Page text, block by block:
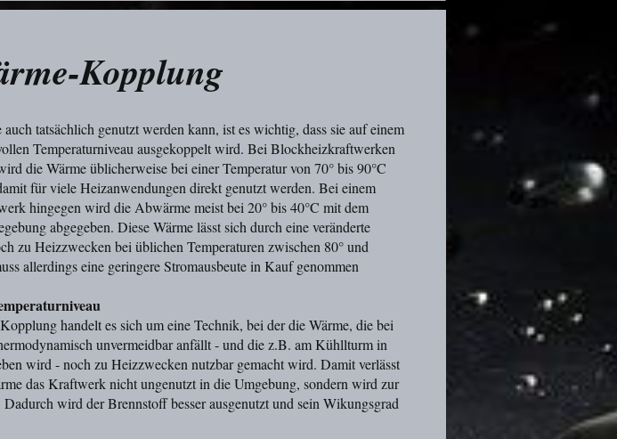
Kopplung
tatsächlich genutzt werden kann, ist es wichtig, dass sie auf einem
Temperaturniveau ausgekoppelt wird. Bei Blockheizkraftwerken
die Wärme üblicherweise bei einer Temperatur von 70° bis 90°C
für viele Heizanwendungen direkt genutzt werden. Bei einem
hingegen wird die Abwärme meist bei 20° bis 40°C mit dem
abgegeben. Diese Wärme lässt sich durch eine veränderte
zu Heizzwecken bei üblichen Temperaturen zwischen 80° und
allerdings eine geringere Stromausbeute in Kauf genommen
handelt es sich um eine Technik, bei der die Wärme, die bei
unvermeidbar anfällt - und die z.B. am Kühllturm in
wird - noch zu Heizzwecken nutzbar gemacht wird. Damit verlässt
das Kraftwerk nicht ungenutzt in die Umgebung, sondern wird zur
wird der Brennstoff besser ausgenutzt und sein Wikungsgrad